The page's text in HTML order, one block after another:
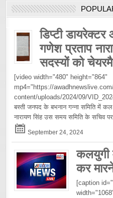
डिप्टी
गणेश प्रताप
सदस्यों को
[video width="480" height="864"
mp4="https://
content/uploads/2024/09/
बस्ती जनपद के बभनान गन्ना समिति में
नारायण सिंह उस समय समिति के सचिव पर
September 24, 2024
कलयुगी
कर
[caption